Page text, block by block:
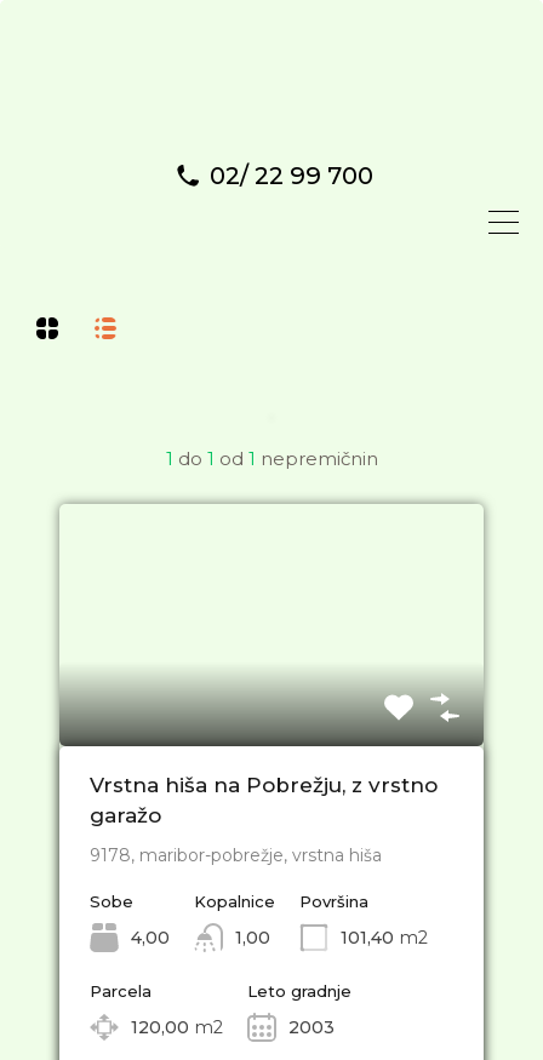
02/ 22 99 700
1 do 1 od 1 nepremičnin
Vrstna hiša na Pobrežju, z vrstno
garažo
9178, maribor-pobrežje, vrstna hiša
Sobe
4,00
Kopalnice
1,00
Površina
101,40 m2
Parcela
120,00 m2
Leto gradnje
2003